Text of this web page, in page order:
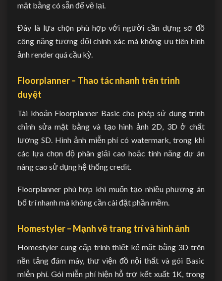
mặt bằng có sẵn để vẽ lại.
Đây là lựa chọn phù hợp với người cần dựng sơ đồ
công năng tương đối chính xác mà không ưu tiên hình
ảnh render quá cầu kỳ.
Floorplanner – Thao tác nhanh trên trình
duyệt
Tài khoản Floorplanner Basic cho phép sử dụng trình
chỉnh sửa mặt bằng và tạo hình ảnh 2D, 3D ở chất
lượng SD. Hình ảnh miễn phí có watermark, trong khi
các lựa chọn độ phân giải cao hoặc tính năng dự án
nâng cao sử dụng hệ thống credit.
Floorplanner phù hợp khi muốn tạo nhiều phương án
bố trí nhanh mà không cần cài đặt phần mềm.
Homestyler – Mạnh về trang trí và hình ảnh
Homestyler cung cấp trình thiết kế mặt bằng 3D trên
nền tảng đám mây, thư viện đồ nội thất và gói Basic
miễn phí. Gói miễn phí hiện hỗ trợ kết xuất 1K, trong